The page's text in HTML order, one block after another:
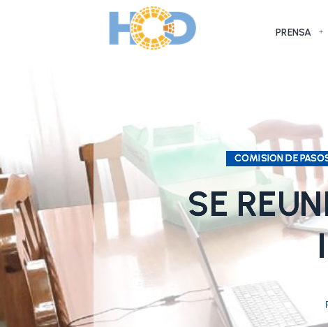
PRENSA
COMISION DE
SE